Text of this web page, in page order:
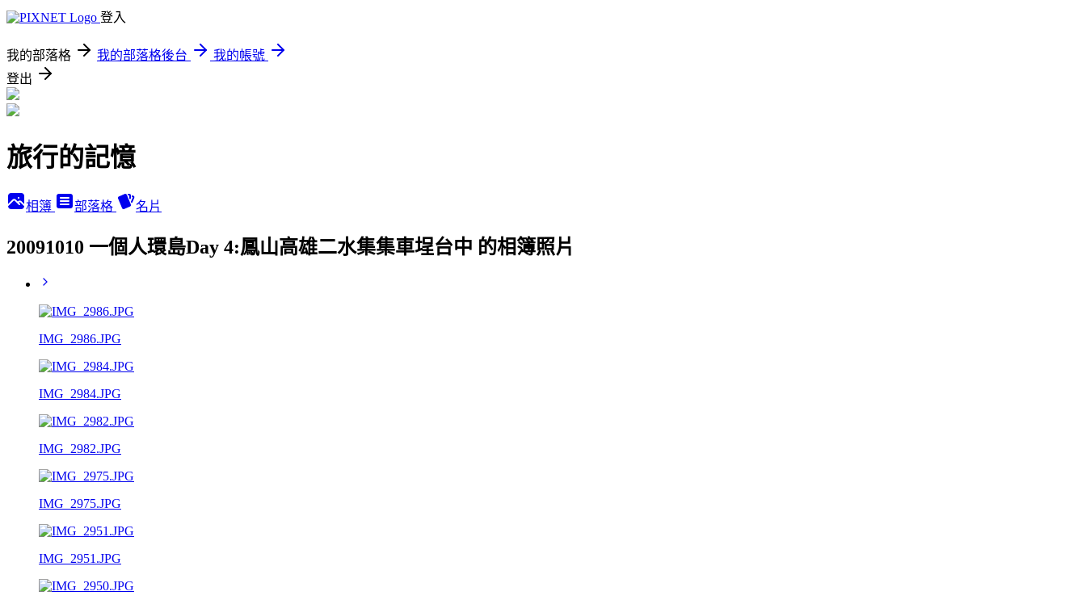
登入
我的部落格 我的部落格後台
我的帳號
登出
旅行的記憶
相簿 部落格 名片
20091010 一個人環島Day 4:鳳山高雄二水集集車埕台中 的相簿照片
IMG_2986.JPG
IMG_2984.JPG
IMG_2982.JPG
IMG_2975.JPG
IMG_2951.JPG